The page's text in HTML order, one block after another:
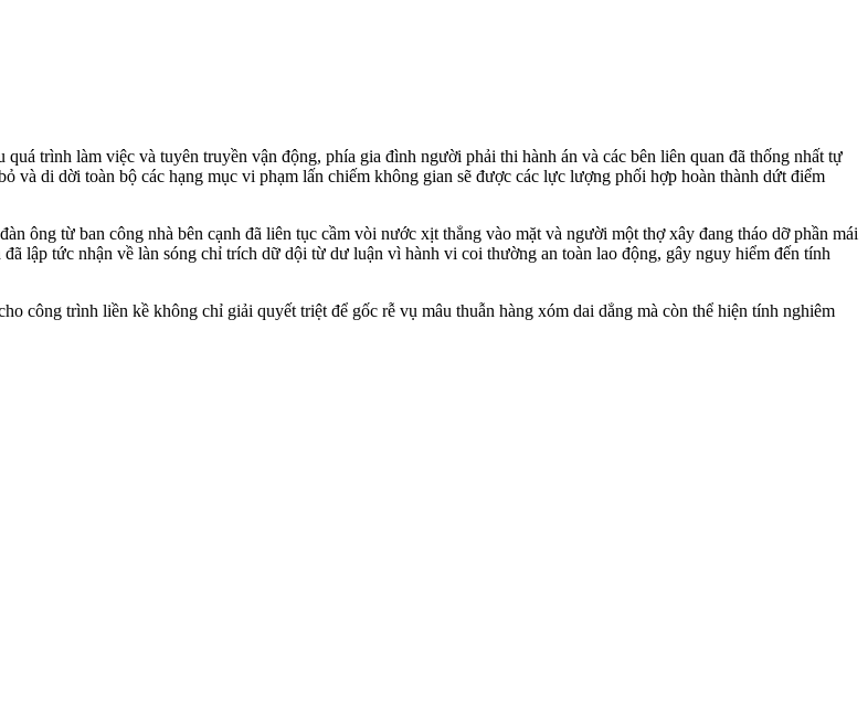
trình làm việc và tuyên truyền vận động, phía gia đình người phải thi hành án và các bên liên quan đã thống nhất tự
di dời toàn bộ các hạng mục vi phạm lấn chiếm không gian sẽ được các lực lượng phối hợp hoàn thành dứt điểm
ông từ ban công nhà bên cạnh đã liên tục cầm vòi nước xịt thẳng vào mặt và người một thợ xây đang tháo dỡ phần mái
lập tức nhận về làn sóng chỉ trích dữ dội từ dư luận vì hành vi coi thường an toàn lao động, gây nguy hiểm đến tính
công trình liền kề không chỉ giải quyết triệt để gốc rễ vụ mâu thuẫn hàng xóm dai dẳng mà còn thể hiện tính nghiêm